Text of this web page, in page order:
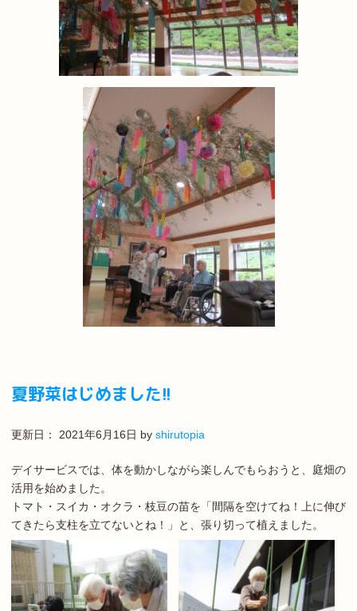
夏野菜はじめました!!
更新日： 2021年6月16日 by shirutopia
デイサービスでは、体を動かしながら楽しんでもらおうと、庭畑の
活用を始めました。
トマト・スイカ・オクラ・枝豆の苗を「間隔を空けてね！上に伸び
てきたら支柱を立てないとね！」と、張り切って植えました。